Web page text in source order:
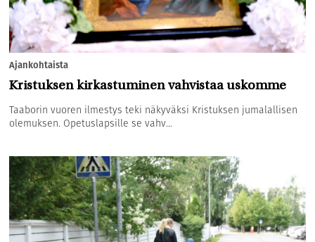
Ajankohtaista
Kristuksen kirkastuminen vahvistaa uskomme
Taaborin vuoren ilmestys teki näkyväksi Kristuksen jumalallisen
olemuksen. Opetuslapsille se vahv...